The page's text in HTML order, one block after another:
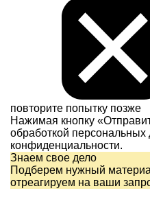
повторите попытку позже
Нажимая кнопку
обработкой персональных
конфиденциальности.
Знаем свое дело
Подберем нужный
отреагируем на ваши